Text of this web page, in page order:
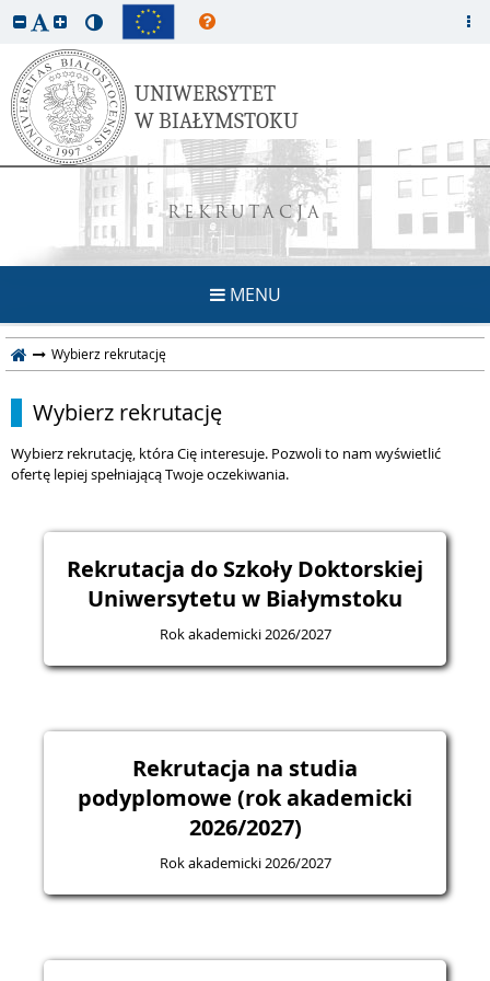
REKRUTACJA
MENU
Wybierz rekrutację
Wybierz rekrutację
Wybierz rekrutację, która Cię interesuje. Pozwoli to nam wyświetlić
ofertę lepiej spełniającą Twoje oczekiwania.
Rekrutacja do Szkoły Doktorskiej
Uniwersytetu w Białymstoku
Rok akademicki 2026/2027
Rekrutacja na studia
podyplomowe (rok akademicki
2026/2027)
Rok akademicki 2026/2027